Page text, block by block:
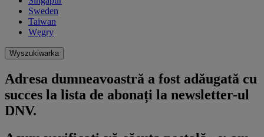
Sweden
Taiwan
Węgry
Wyszukiwarka
Adresa dumneavoastră a fost adăugată cu
succes la lista de abonați la newsletter-ul
DNV.